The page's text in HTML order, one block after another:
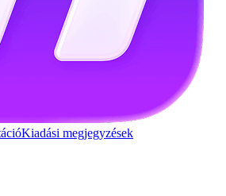
Kiadási megjegyzések